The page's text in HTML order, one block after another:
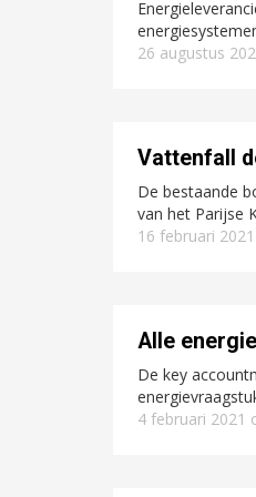
26 augustus
Vattenfall
De bestaande
van het Parijse
16 februari
Alle
De key
4 februari 2021